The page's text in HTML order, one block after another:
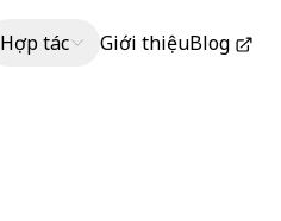
Hợp tác Giới thiệuBlog